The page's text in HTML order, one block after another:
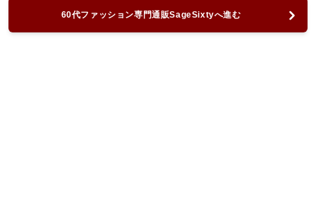
60代ファッション専門通販SageSixtyへ進む